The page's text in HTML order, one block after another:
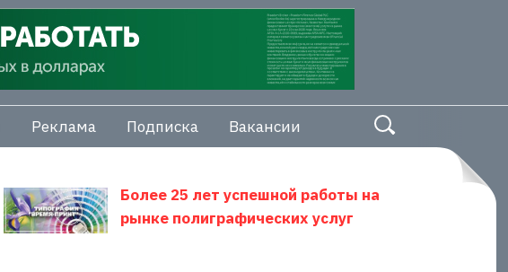
Реклама Подписка Вакансии
Более 25 лет успешной работы на
рынке полиграфических услуг